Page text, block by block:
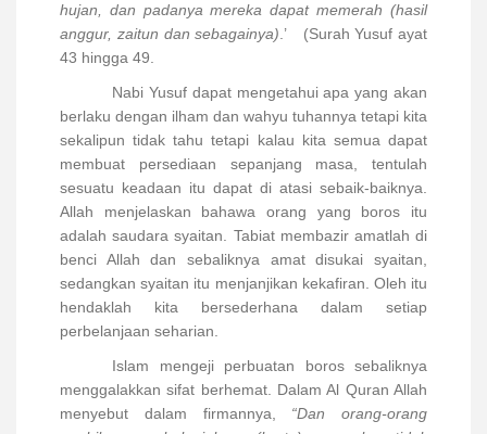
hujan, dan padanya mereka dapat memerah (hasil
anggur, zaitun dan sebagainya).’
(Surah Yusuf ayat
43 hingga 49.
Nabi Yusuf dapat mengetahui apa yang akan
berlaku dengan ilham dan wahyu tuhannya tetapi kita
sekalipun tidak tahu tetapi kalau kita semua dapat
membuat persediaan sepanjang masa, tentulah
sesuatu keadaan itu dapat di atasi sebaik-baiknya.
Allah menjelaskan bahawa orang yang boros itu
adalah saudara syaitan. Tabiat membazir amatlah di
benci Allah dan sebaliknya amat disukai syaitan,
sedangkan syaitan itu menjanjikan kekafiran. Oleh itu
hendaklah kita bersederhana dalam setiap
perbelanjaan seharian.
Islam mengeji perbuatan boros sebaliknya
menggalakkan sifat berhemat. Dalam Al Quran Allah
menyebut dalam firmannya, “Dan orang-orang